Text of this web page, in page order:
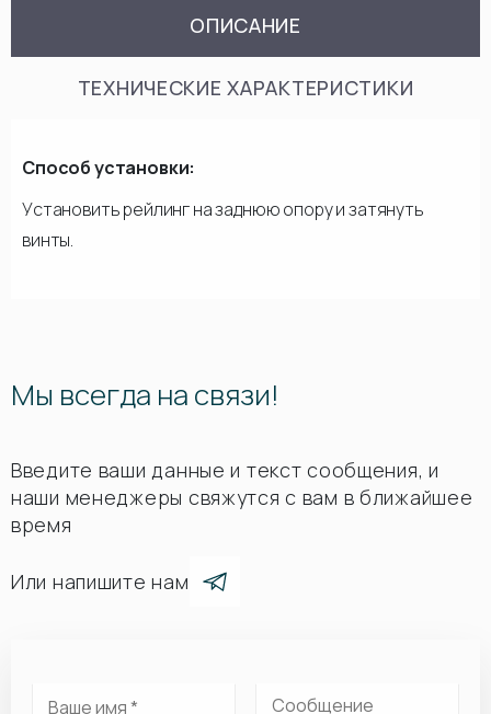
ОПИСАНИЕ
ТЕХНИЧЕСКИЕ ХАРАКТЕРИСТИКИ
Способ установки:
Установить рейлинг на заднюю опору и затянуть
винты.
Мы всегда на связи!
Введите ваши данные и текст сообщения, и
наши менеджеры свяжутся с вам в ближайшее
время
Или напишите нам